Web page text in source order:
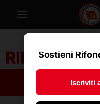
Sostieni
Iscriviti